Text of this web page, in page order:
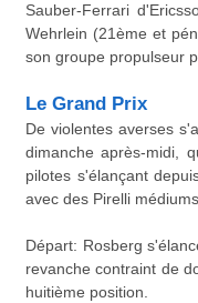
Sauber-Ferrari
Wehrlein (21ème et
son groupe propulseur
Le Grand Prix
De violentes averses
dimanche après-midi,
pilotes s'élançant
avec des Pirelli
Départ: Rosberg
revanche contraint de
huitième position.